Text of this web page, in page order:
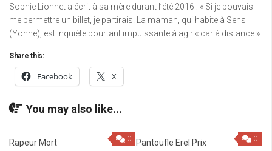
Sophie Lionnet a écrit à sa mère durant l’été 2016 : « Si je pouvais
me permettre un billet, je partirais. La maman, qui habite à Sens
(Yonne), est inquiète pourtant impuissante à agir « car à distance ».
Share this:
Facebook X
You may also like...
0
Rapeur Mort 0
Pantoufle Erel Prix